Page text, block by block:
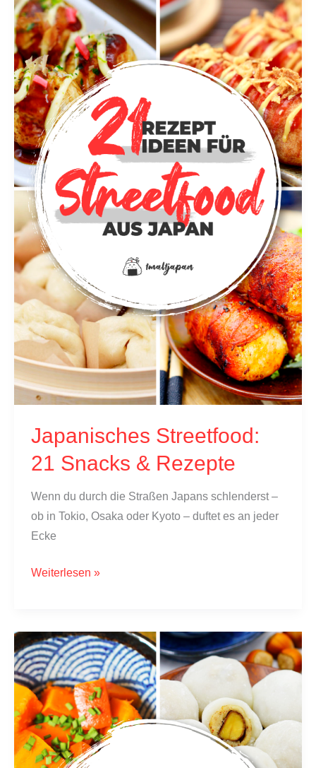
Tage
Japanisches Streetfood:
21 Snacks & Rezepte
Wenn du durch die Straßen Japans schlenderst –
ob in Tokio, Osaka oder Kyoto – duftet es an jeder
Ecke
Japanisches
Snacks
&
Rezepte
Weiterlesen »